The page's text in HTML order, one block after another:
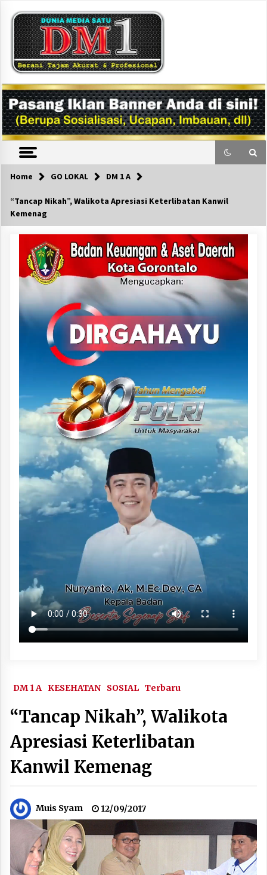
content
DM1
Home GO LOKAL DM 1 A
“Tancap Nikah”, Walikota Apresiasi Keterlibatan Kanwil
Kemenag
DM 1 A KESEHATAN SOSIAL Terbaru
“Tancap Nikah”, Walikota
Apresiasi Keterlibatan
Kanwil Kemenag
Muis Syam 12/09/2017